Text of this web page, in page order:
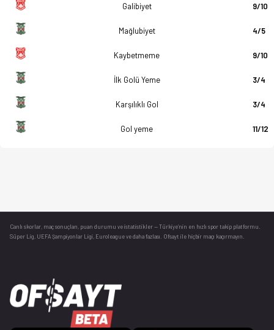
Galibiyet 9/10
Mağlubiyet 4/5
Kaybetmeme 9/10
İlk Golü Yeme 3/4
Karşılıklı Gol 3/4
Gol yeme 11/12
Canlı skorlar , maç sonuçları, puan durumu ve istatistikler — Türkiye’nin en hızlı spor takip platformu.
Süper Lig, UEFA Şampiyonlar Ligi, Euroleague ve daha fazlası. Ofsayt ile hiçbir maçı kaçırmayın.